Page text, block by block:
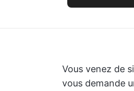
Vous venez de
vous demande